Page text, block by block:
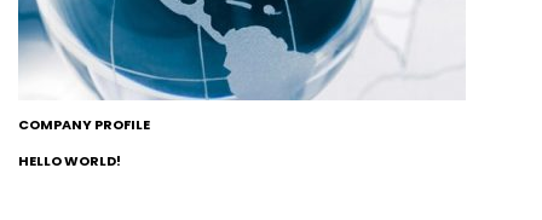
COMPANY PROFILE
HELLO WORLD!